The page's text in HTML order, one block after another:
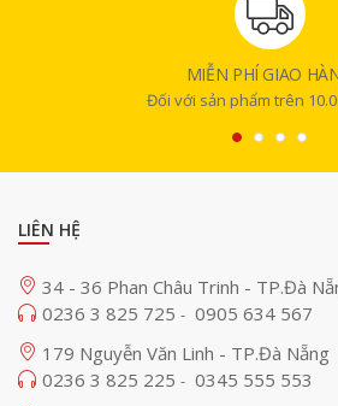
MIỄN PHÍ GIAO
Đối với sản phẩm trên
LIÊN HỆ
34 - 36 Phan Châu Trinh - TP.Đà
0236 3 825 725 - 0905 634 567
179 Nguyễn Văn Linh - TP.Đà Nẵng
0236 3 825 225 - 0345 555 553